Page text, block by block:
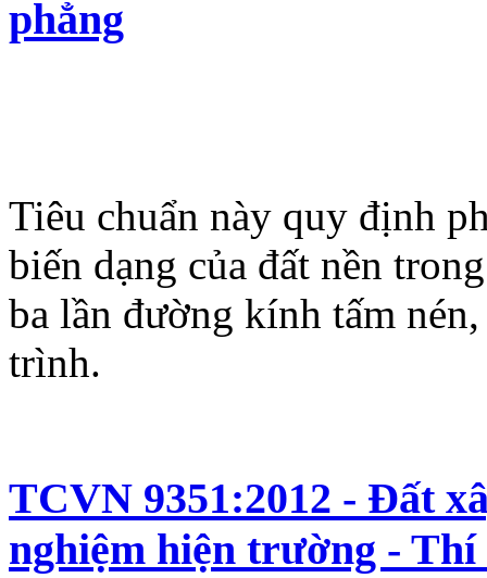
phẳng
Tiêu chuẩn này quy định
biến dạng của đất nền
ba lần đường kính tấm
trình.
TCVN 9351:2012 - Đất
nghiệm hiện trường -